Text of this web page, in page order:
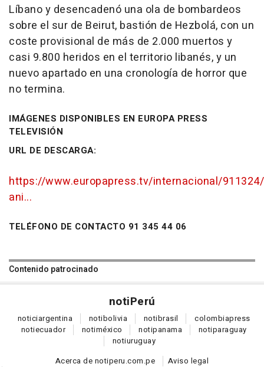
Líbano y desencadenó una ola de bombardeos
sobre el sur de Beirut, bastión de Hezbolá, con un
coste provisional de más de 2.000 muertos y
casi 9.800 heridos en el territorio libanés, y un
nuevo apartado en una cronología de horror que
no termina.
IMÁGENES DISPONIBLES EN EUROPA PRESS
TELEVISIÓN
URL DE DESCARGA:
https://www.europapress.tv/internacional/
ani...
TELÉFONO DE CONTACTO 91 345 44 06
Contenido patrocinado
notiPerú
noticiargentina notibolivia notibrasil colombiapress
notiecuador notiméxico notipanama notiparaguay
notiuruguay
Acerca de notiperu.com.pe
Aviso legal